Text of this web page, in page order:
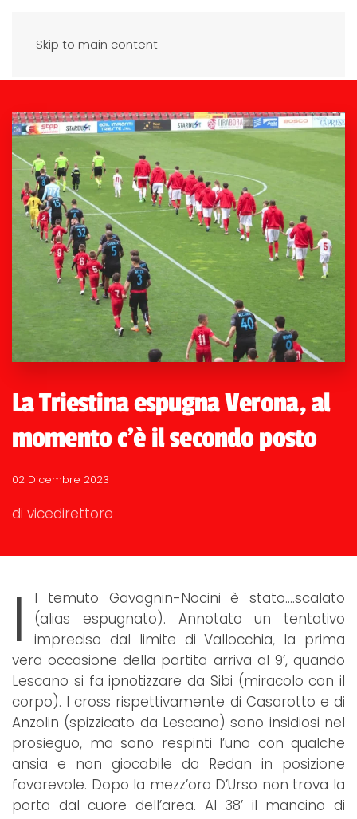
Skip to main content
La Triestina espugna Verona, al
momento c'è il secondo posto
02 Dicembre 2023
di vicedirettore
I
l temuto Gavagnin-Nocini è stato....scalato
(alias espugnato). Annotato un tentativo
impreciso dal limite di Vallocchia, la prima
vera occasione della partita arriva al 9’, quando
Lescano si fa ipnotizzare da Sibi (miracolo con il
corpo). I cross rispettivamente di Casarotto e di
Anzolin (spizzicato da Lescano) sono insidiosi nel
prosieguo, ma sono respinti l’uno con qualche
ansia e non giocabile da Redan in posizione
favorevole. Dopo la mezz’ora D’Urso non trova la
porta dal cuore dell’area. Al 38’ il mancino di